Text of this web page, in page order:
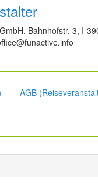
Bahnhofstr. 3, I-
AGB